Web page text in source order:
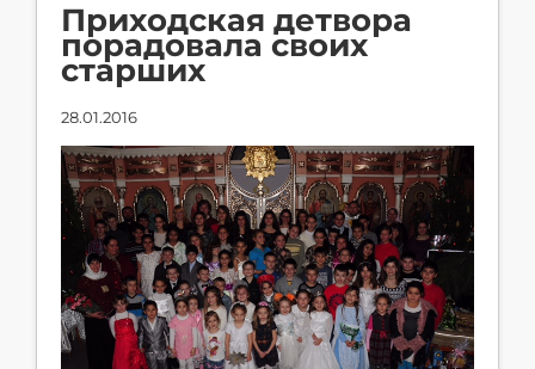
Приходская детвора
порадовала своих
старших
28.01.2016